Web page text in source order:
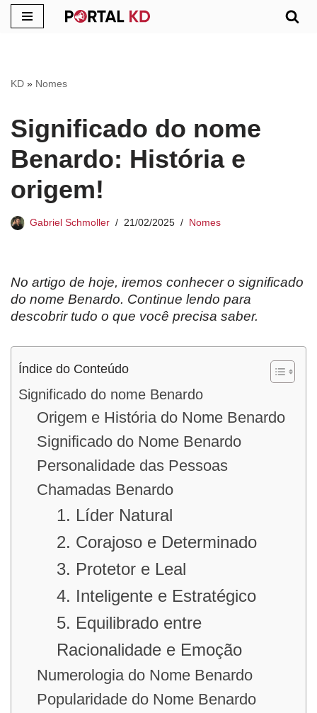
conteúdo
KD » Nomes
Significado do nome
Benardo: História e
origem!
Gabriel Schmoller 21/02/2025 Nomes
No artigo de hoje, iremos conhecer o significado
do nome Benardo. Continue lendo para
descobrir tudo o que você precisa saber.
Índice do Conteúdo
Significado do nome Benardo
Origem e História do Nome Benardo
Significado do Nome Benardo
Personalidade das Pessoas
Chamadas Benardo
1. Líder Natural
2. Corajoso e Determinado
3. Protetor e Leal
4. Inteligente e Estratégico
5. Equilibrado entre
Racionalidade e Emoção
Numerologia do Nome Benardo
Popularidade do Nome Benardo